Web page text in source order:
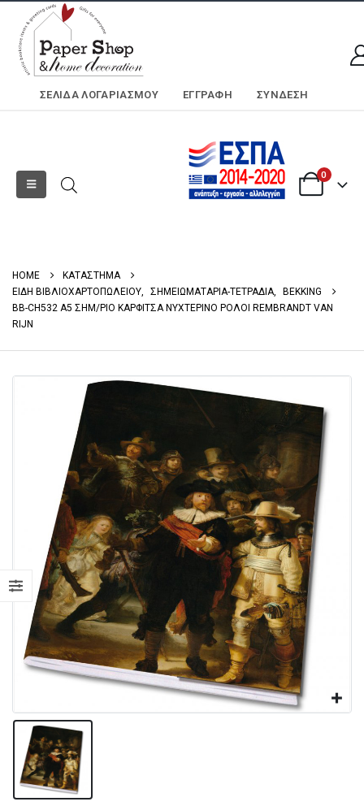
ΣΕΛΊΔΑ ΛΟΓΑΡΙΑΣΜΟΎ ΕΓΓΡΑΦΗ ΣΎΝΔΕΣΗ
0
HOME
ΚΑΤΑΣΤΗΜΑ
ΕΙΔΗ ΒΙΒΛΙΟΧΑΡΤΟΠΩΛΕΙΟΥ
ΣΗΜΕΙΩΜΑΤΑΡΙΑ-ΤΕΤΡΑΔΙΑ
BEKKING
BB-CH532 A5 ΣΗΜ/ΡΙΟ ΚΑΡΦΙΤΣΑ ΝΥΧΤΕΡΙΝΟ ΡΟΛΟΙ REMBRANDT VAN
RIJN